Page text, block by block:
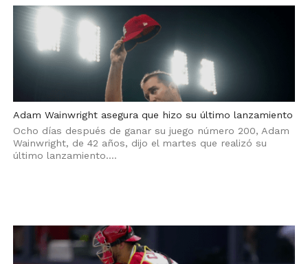
Adam Wainwright asegura que hizo su último lanzamiento
Ocho días después de ganar su juego número 200, Adam
Wainwright, de 42 años, dijo el martes que realizó su
último lanzamiento....